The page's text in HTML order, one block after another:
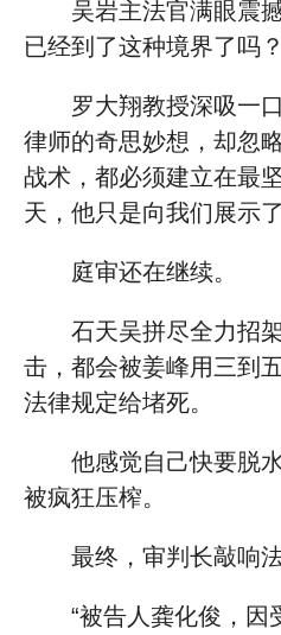
吴岩主法官满眼震
已经到了这种境界了吗
罗大翔教授深吸一
律师的奇思妙想，却忽
战术，都必须建立在最
天，他只是向我们展示
庭审还在继续。
石天吴拼尽全力招
击，都会被姜峰用三到
法律规定给堵死。
他感觉自己快要脱
被疯狂压榨。
最终，审判长敲响法
“被告人龚化俊，因